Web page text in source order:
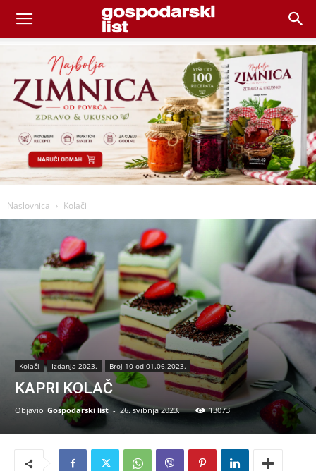
Naslovnica Kolači
Kolači Izdanja 2023. Broj 10 od 01.06.2023.
KAPRI KOLAČ
Objavio Gospodarski list - 26. svibnja 2023. 13073